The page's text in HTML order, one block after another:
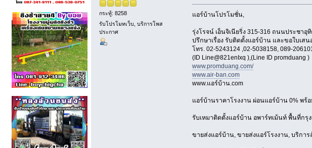
กระทู้: 8258
รับโปรโมทเว็บ, บริการโพส
ประกาศ
แอร์บ้านโปรโมชั่น,
รุ่งโรจน์ เอ็นจิเนียริ่ง 315-316 ถนนประชาอุ
ปรึกษาเรื่อง รับติดตั้งแอร์บ้าน และขอใบเส
โทร. 02-5243124 ,02-5038158, 089-
(ID Line@821enIxq ),(Line ID promduang )
www.promduang.com/
www.air-ban.com
www.แอร์บ้าน.com
แอร์บ้านราคาโรงงาน ผ่อนแอร์บ้าน 0% พร้
รับเหมาติดตั้งแอร์บ้าน อพาร์ทเม้นท์ พื้นที่ก
ขายส่งแอร์บ้าน, ขายส่งแอร์โรงงาน, บริกา